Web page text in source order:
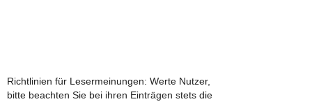
Richtlinien für Lesermeinungen: Werte Nutzer,
bitte beachten Sie bei ihren Einträgen stets die